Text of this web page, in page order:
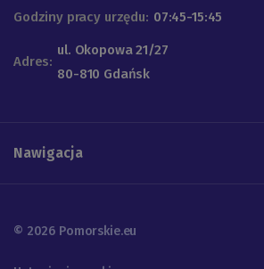
Godziny pracy urzędu: 07:45-15:45
Adres:
ul. Okopowa 21/27
80-810 Gdańsk
Nawigacja
© 2026 Pomorskie.eu